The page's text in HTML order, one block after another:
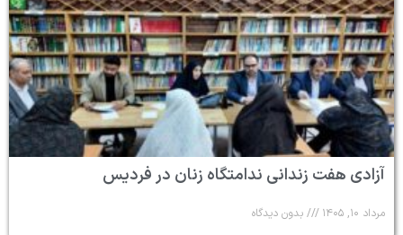
آزادی هفت زندانی ندامتگاه زنان در فردیس
مرداد ۱۰, ۱۴۰۵ بدون دیدگاه